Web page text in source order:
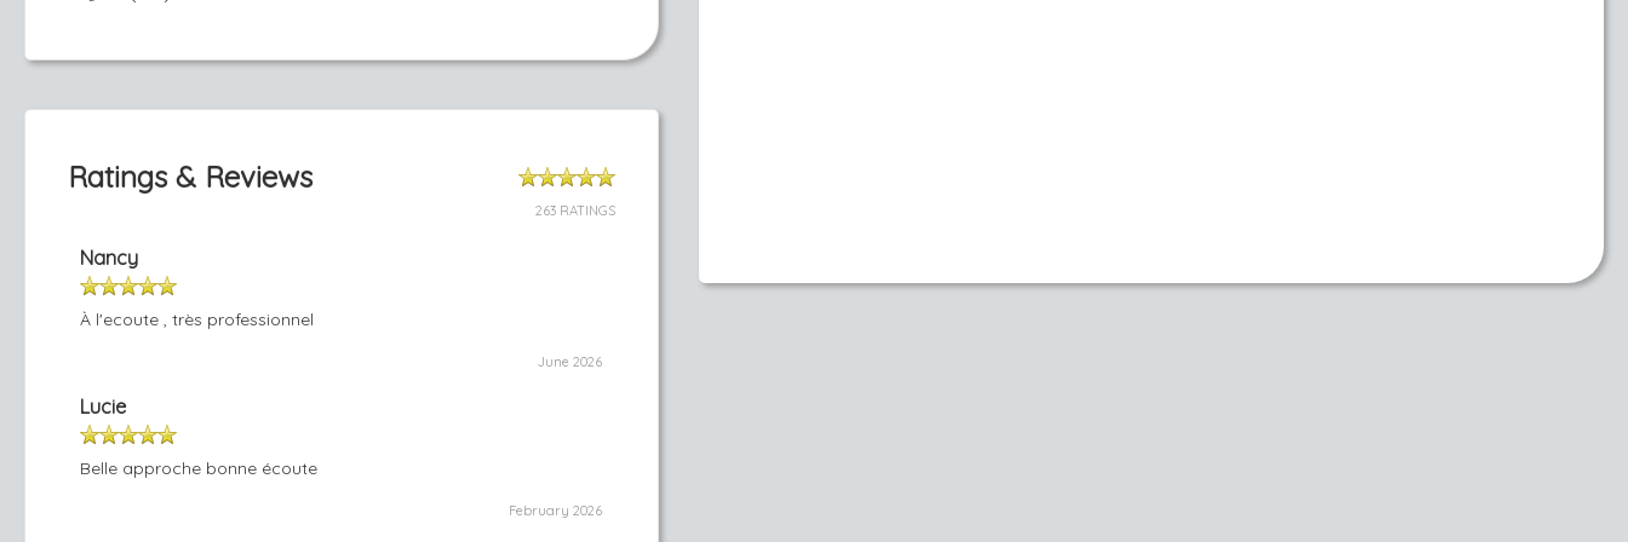
Ratings & Reviews
263 RATINGS
Nancy
À l'ecoute , très professionnel
June 2026
Lucie
Belle approche bonne écoute
February 2026